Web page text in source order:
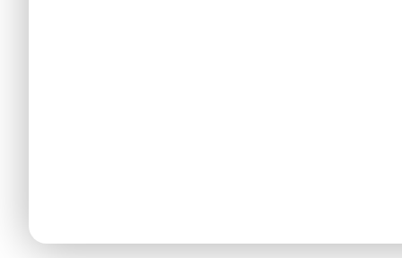
Васильевский остров богат на сугубо
Маршрут "Путешествия вокруг Благовещенского
постоянной переправы через Неву так и жизнь
неспешной прогулки по невской набережной вы
Благовещенского моста, с восприятием моста